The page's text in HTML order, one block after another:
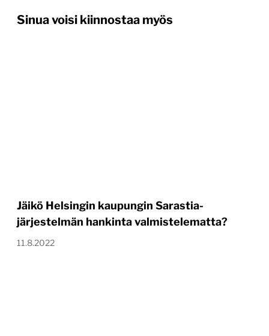
Sinua voisi kiinnostaa myös
Jäikö Helsingin kaupungin Sarastia-
järjestelmän hankinta valmistelematta?
11.8.2022